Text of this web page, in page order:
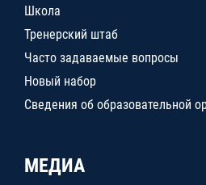
Школа
Тренерский штаб
Часто задаваемые вопросы
Новый набор
Сведения об образовательной
МЕДИА